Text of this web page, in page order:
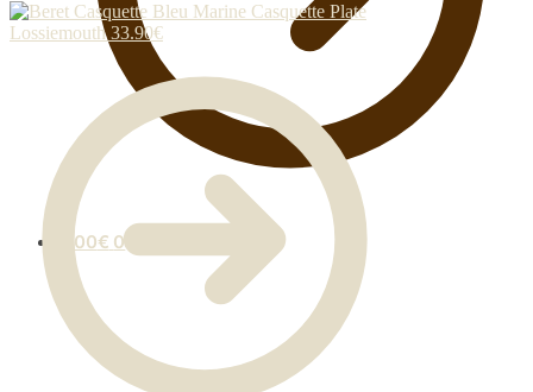
0.00€ 0
Casquette Plate
Lossiemouth 33.90€